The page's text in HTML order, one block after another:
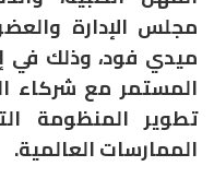
مجلس الإدارة
ميدي فود، وذلك في
المستمر مع شركاء
تطوير المنظومة
الممارسات العالمية.